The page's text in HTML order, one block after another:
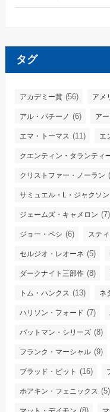
タグ
アカデミー賞 (56) アメ
アル・パチーノ (6) ア
エマ・トーマス (11) エ
クエンティン・タランティ
クリストファー・ノーラン
サミュエル・L・ジャクソン
ジェームズ・キャメロン (7)
ジョー・ペシ (6) ステ
セルジオ・レオーネ (5)
ダークナイト三部作 (8)
トム・ハンクス (13) ネ
ハリソン・フォード (7)
バットマン・シリーズ (8)
フランク・マーシャル (9)
ブラッド・ピット (16)
ホアキン・フェニックス (5)